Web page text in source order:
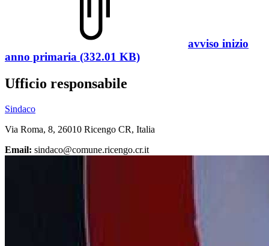
avviso inizio
anno primaria (332.01 KB)
Ufficio responsabile
Sindaco
Via Roma, 8, 26010 Ricengo CR, Italia
Email: sindaco@comune.ricengo.cr.it